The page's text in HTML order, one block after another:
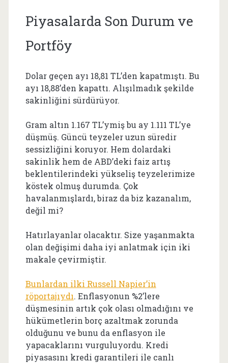
Piyasalarda Son Durum ve
Portföy
Dolar geçen ayı 18,81 TL’den kapatmıştı. Bu
ayı 18,88’den kapattı. Alışılmadık şekilde
sakinliğini sürdürüyor.
Gram altın 1.167 TL’ymiş bu ay 1.111 TL’ye
düşmüş. Güncü teyzeler uzun süredir
sessizliğini koruyor. Hem dolardaki
sakinlik hem de ABD’deki faiz artış
beklentilerindeki yükseliş teyzelerimize
köstek olmuş durumda. Çok
havalanmışlardı, biraz da biz kazanalım,
değil mi?
Hatırlayanlar olacaktır. Size yaşanmakta
olan değişimi daha iyi anlatmak için iki
makale çevirmiştir.
Bunlardan ilki Russell Napier’in
röportajıydı. Enflasyonun %2’lere
düşmesinin artık çok olası olmadığını ve
hükümetlerin borç azaltmak zorunda
olduğunu ve bunu da enflasyon ile
yapacaklarını vurguluyordu. Kredi
piyasasını kredi garantileri ile canlı